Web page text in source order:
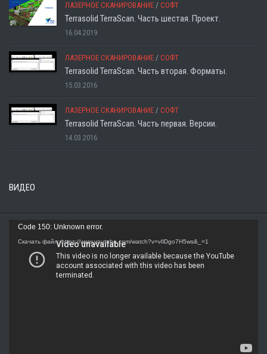
ЛАЗЕРНОЕ СКАНИРОВАНИЕ / СОФТ
Terrasolid TerraScan. Часть шестая. Проект.
16.04.2019
ЛАЗЕРНОЕ СКАНИРОВАНИЕ / СОФТ
Terrasolid TerraScan. Часть вторая. Форматы.
15.03.2016
ЛАЗЕРНОЕ СКАНИРОВАНИЕ / СОФТ
Terrasolid TerraScan. Часть первая. Версии.
14.03.2016
ВИДЕО
Видеоплеер
Code 150: Unknown error.
Скачать файл: https://www.youtube.com/watch?v=vIlDgo7H5ws&_=1